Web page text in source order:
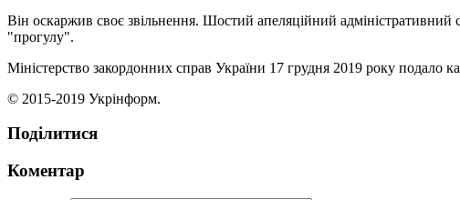
Він оскаржив своє звільнення. Шостий апеляційний
"прогулу".
Міністерство закордонних справ України 17 грудня 2019 року
© 2015-2019 Укрінформ.
Поділитися
Коментар